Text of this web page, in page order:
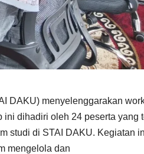
DAKU) menyelenggarakan
ini dihadiri oleh 24 peserta yang
studi di STAI DAKU. Kegiatan
mengelola dan